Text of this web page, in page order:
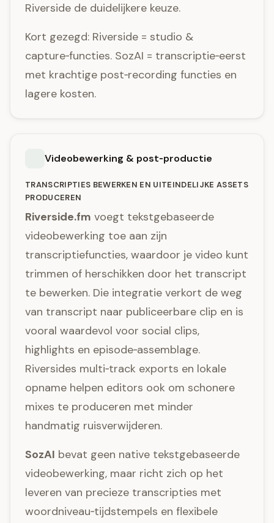
Riverside de duidelijkere keuze.
Kort gezegd: Riverside = studio &
capture‑functies. SozAI = transcriptie‑eerst
met krachtige post‑recording functies en
lagere kosten.
Videobewerking & post‑productie
TRANSCRIPTIES BEWERKEN EN UITEINDELIJKE ASSETS
PRODUCEREN
Riverside.fm voegt tekstgebaseerde
videobewerking toe aan zijn
transcriptiefuncties, waardoor je video kunt
trimmen of herschikken door het transcript
te bewerken. Die integratie verkort de weg
van transcript naar publiceerbare clip en is
vooral waardevol voor social clips,
highlights en episode‑assemblage.
Riversides multi‑track exports en lokale
opname helpen editors ook om schonere
mixes te produceren met minder
handmatig ruisverwijderen.
SozAI bevat geen native tekstgebaseerde
videobewerking, maar richt zich op het
leveren van precieze transcripties met
woordniveau‑tijdstempels en flexibele